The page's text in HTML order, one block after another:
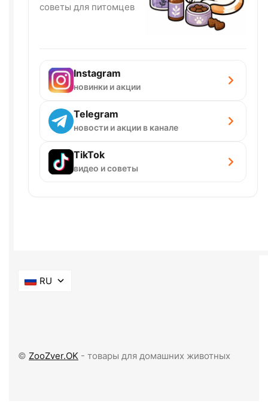
советы для питомцев
Instagram
новинки и акции
Telegram
новости и акции в канале
TikTok
видео и советы
RU
© ZooZver.OK - товары для домашних животных